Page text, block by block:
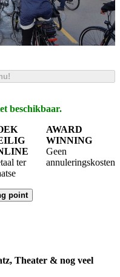
beschikbaar.
ter
AWARD
WINNING
Geen
annuleringskosten
point
Theater & nog veel